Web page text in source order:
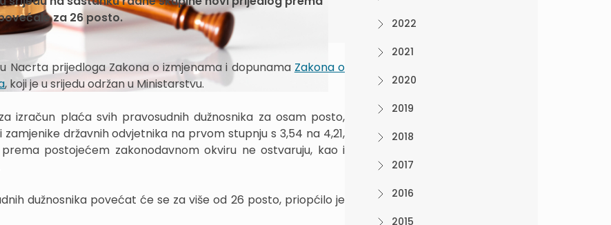
za 26 posto.
Nacrta prijedloga Zakona o izmjenama i dopunama Zakona o
, koji je u srijedu održan u Ministarstvu.
izračun plaća svih pravosudnih dužnosnika za osam posto,
državnih odvjetnika na prvom stupnju s 3,54 na 4,21,
postojećem zakonodavnom okviru ne ostvaruju, kao i
dužnosnika povećat će se za više od 26 posto, priopćilo je
2022
2021
2020
2019
2018
2017
2016
2015